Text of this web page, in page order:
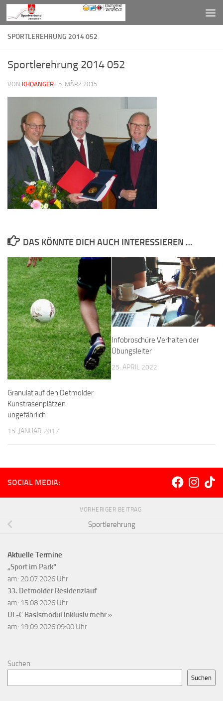
Zum Inhalt springen
SPORTLEREHRUNG 2014 052
Sportlerehrung 2014 052
VON KHDANGER · 5. MÄRZ 2015
DAS KÖNNTE DICH AUCH INTERESSIEREN …
Granulat auf den Detmolder
Kunstrasenplätzen
ungefährlich
15. JANUAR 2017
Infobroschüre Verhalten der
Übungsleiter
25. APRIL 2022
SOCIAL MEDIA:
VORHERIGER BEITRAG
Sportlerehrung
Aktuelle Termine
„Sport im Park“
am: 20.07.2026 Uhr
33. Detmolder Residenzlauf
am: 15.08.2026 Uhr
ÜL-C Basismodul inklusiv mehr »
am: 19.09.2026 09:00 Uhr
Suchen
Suchen